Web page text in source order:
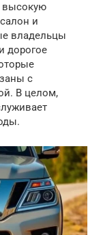
высокую
и
владельцы
дорогое
с
В целом,